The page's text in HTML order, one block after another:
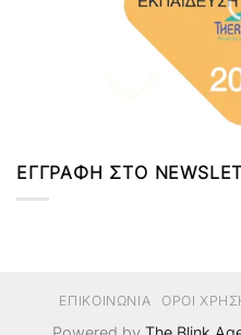
ΕΓΓΡΑΦΗ ΣΤΟ
ΕΠΙΚΟΙΝΩΝΙΑ ΟΡΟΙ